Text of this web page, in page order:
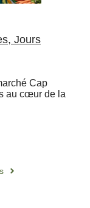
Jours
Cap
au cœur de la